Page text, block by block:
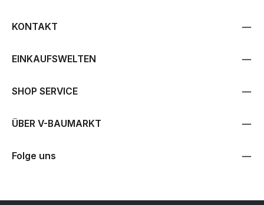
KONTAKT
EINKAUFSWELTEN
SHOP SERVICE
ÜBER V-BAUMARKT
Folge uns